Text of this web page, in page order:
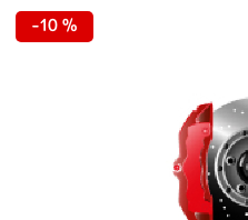
-10 %